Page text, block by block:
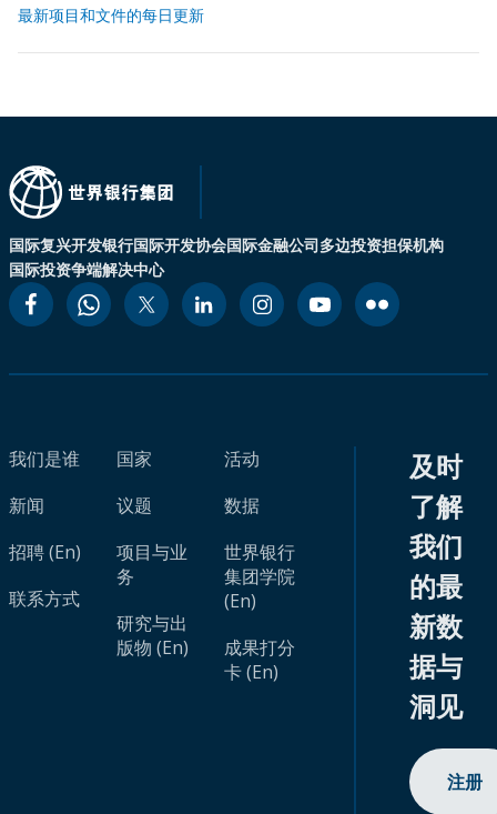
最新项目和文件的每日更新
国际复兴开发银行国际开发协会国际金融公司多边投资担保机构
国际投资争端解决中心
我们是谁
新闻
招聘 (En)
联系方式
国家
议题
项目与业
务
研究与出
版物 (En)
活动
数据
世界银行
集团学院
(En)
成果打分
卡 (En)
及时
了解
我们
的最
新数
据与
洞见
注册